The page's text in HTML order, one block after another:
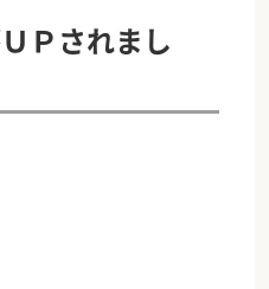
Ｐされまし